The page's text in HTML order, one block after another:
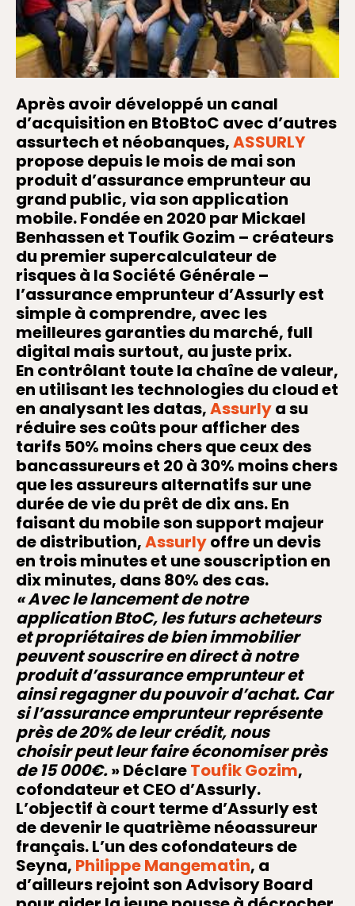
Après avoir développé un canal
d’acquisition en BtoBtoC avec d’autres
assurtech et néobanques,ASSURLY
propose depuis le mois de mai son
produit d’assurance emprunteur au
grand public, via son application
mobile. Fondée en 2020 par Mickael
Benhassen et Toufik Gozim – créateurs
du premier supercalculateur de
risques à la Société Générale –
l’assurance emprunteur d’Assurly est
simple à comprendre, avec les
meilleures garanties du marché, full
digital mais surtout, au juste prix.
En contrôlant toute la chaîne de valeur,
en utilisant les technologies du cloud et
en analysant les datas,Assurlya su
réduire ses coûts pour afficher des
tarifs 50% moins chers que ceux des
bancassureurs et 20 à 30% moins chers
que les assureurs alternatifs sur une
durée de vie du prêt de dix ans. En
faisant du mobile son support majeur
de distribution,Assurlyoffre un devis
en trois minutes et une souscription en
dix minutes, dans 80% des cas.
« Avec le lancement de notre
application BtoC, les futurs acheteurs
et propriétaires de bien immobilier
peuvent souscrire en direct à notre
produit d’assurance emprunteur et
ainsi regagner du pouvoir d’achat. Car
si l’assurance emprunteur représente
près de 20% de leur crédit, nous
choisir peut leur faire économiser près
de 15 000€.»DéclareToufik Gozim,
cofondateur et CEO d’Assurly.
L’objectif à court terme d’Assurly est
de devenir le quatrième néoassureur
français. L’un des cofondateurs de
Seyna, Philippe Mangematin, a
d’ailleurs rejoint son Advisory Board